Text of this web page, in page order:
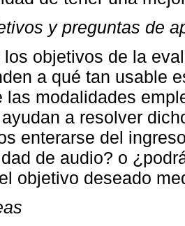
y preguntas de
los objetivos de la
a qué tan usable
las modalidades
a resolver
enterarse del
de audio? o
objetivo deseado